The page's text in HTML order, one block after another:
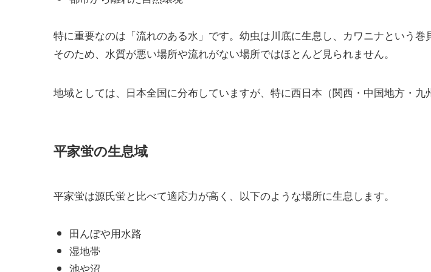
特に重要なのは「流れのある水」です。幼虫は川底に生息し、カワニナという巻
そのため、水質が悪い場所や流れがない場所ではほとんど見られません。
地域としては、日本全国に分布していますが、特に西日本（関西・中国地方・九
平家蛍の生息域
平家蛍は源氏蛍と比べて適応力が高く、以下のような場所に生息します。
田んぼや用水路
湿地帯
池や沼